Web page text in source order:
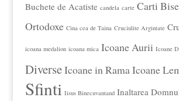
Buchete de Acatiste candela carte Carti
Ortodoxe Cina cea de Taina Cruciulite Argintate
icoana medalion icoana mica Icoane Aurii Icoane
DiverseIcoane in RamaIcoane
Sfinti Iisus Binecuvantand Inaltarea